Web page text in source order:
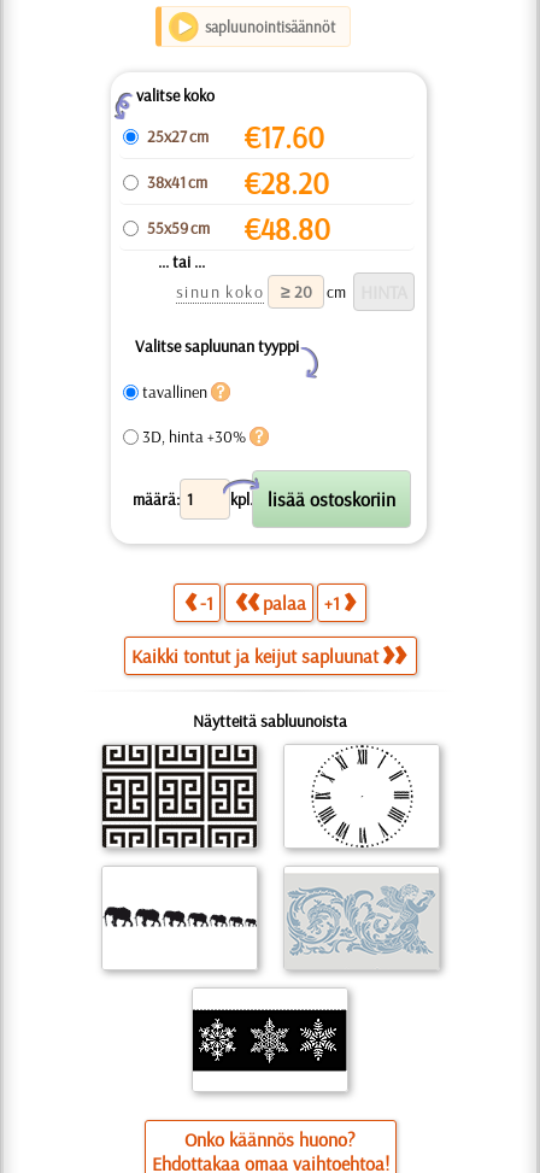
sapluunointisäännöt
Zvalitse koko
25x27 cm
€17.60
38x41 cm €28.20
55x59 cm €48.80
... tai ...
sinun koko
cm
Valitse sapluunan tyyppi
Y
tavallinen
3D, hinta +30%
määrä: kpl.
X
-1 palaa +1
Kaikki tontut ja keijut sapluunat
Näytteitä sabluunoista
Onko käännös huono?
Ehdottakaa omaa vaihtoehtoa!